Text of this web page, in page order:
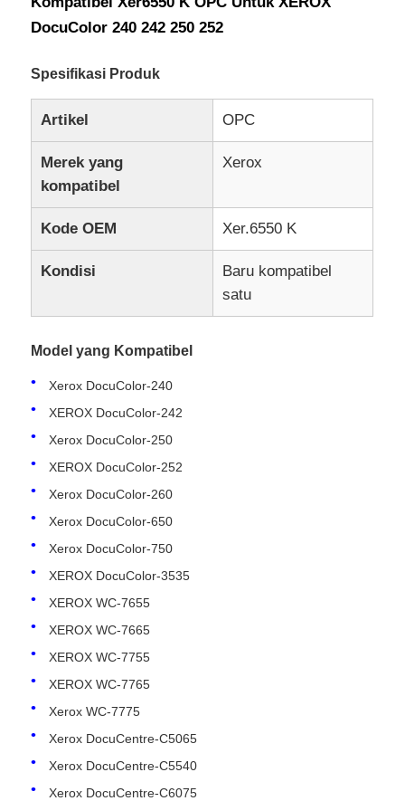
DocuColor 240 242 250 252
Spesifikasi Produk
Artikel OPC
Merek yang
kompatibel
Xerox
Kode OEM Xer.6550 K
Kondisi
Baru kompatibel
satu
Model yang Kompatibel
Xerox DocuColor-240
XEROX DocuColor-242
Xerox DocuColor-250
XEROX DocuColor-252
Xerox DocuColor-260
Xerox DocuColor-650
Xerox DocuColor-750
XEROX DocuColor-3535
XEROX WC-7655
XEROX WC-7665
XEROX WC-7755
XEROX WC-7765
Xerox WC-7775
Xerox DocuCentre-C5065
Xerox DocuCentre-C5540
Xerox DocuCentre-C6075